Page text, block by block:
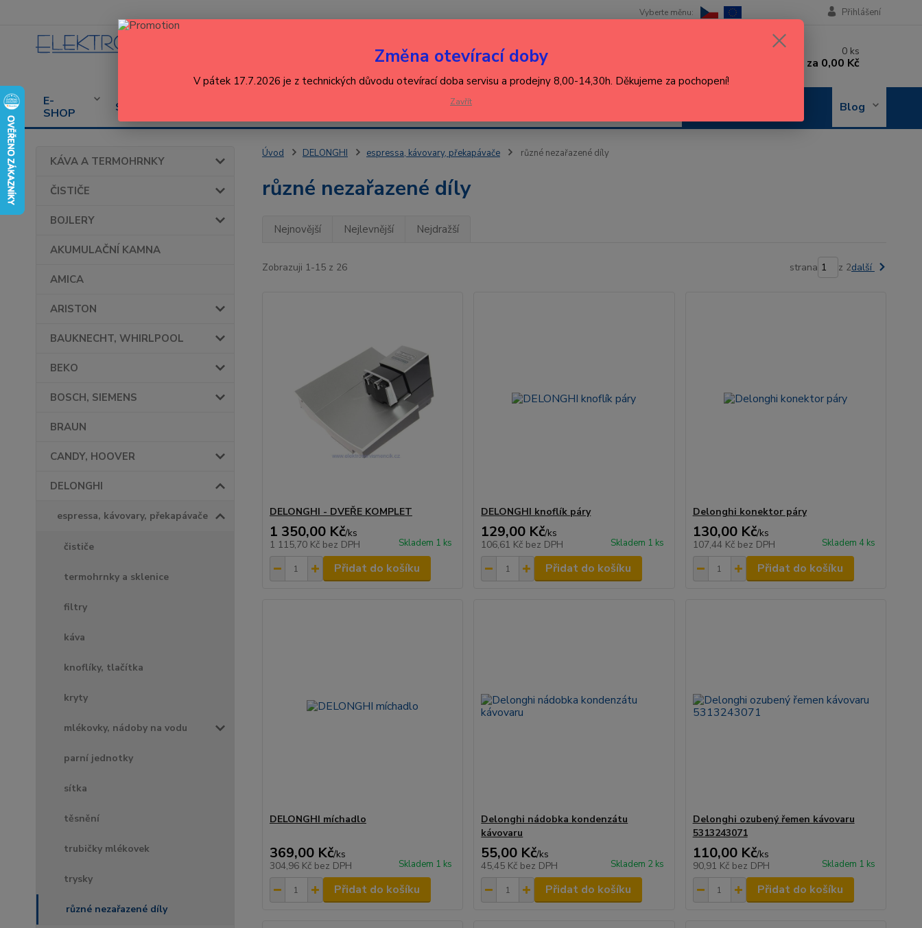
E-
SHOP
SERVIS KONTAKT Blog
Přihlášení
Hledat 0 ks
za 0,00 Kč
KÁVA A TERMOHRNKY
ČISTIČE
BOJLERY
AKUMULAČNÍ KAMNA
AMICA
ARISTON
BAUKNECHT, WHIRLPOOL
BEKO
BOSCH, SIEMENS
BRAUN
CANDY, HOOVER
DELONGHI
espressa, kávovary, překapávače
čističe
termohrnky a sklenice
filtry
káva
knoflíky, tlačítka
kryty
mlékovky, nádoby na vodu
parní jednotky
sítka
těsnění
trubičky mlékovek
trysky
různé nezařazené díly
Úvod DELONGHI espressa, kávovary, překapávače různé nezařazené díly
různé nezařazené díly
Nejnovější Nejlevnější Nejdražší
Zobrazuji 1-15 z 26 strana z 2další
DELONGHI - DVEŘE KOMPLET
1 350,00 Kč/ks
1 115,70 Kč bez DPH Skladem 1 ks
Přidat do košíku
DELONGHI knoflík páry
129,00 Kč/ks
106,61 Kč bez DPH Skladem 1 ks
Přidat do košíku
Delonghi konektor páry
130,00 Kč/ks
107,44 Kč bez DPH Skladem 4 ks
Přidat do košíku
DELONGHI míchadlo
369,00 Kč/ks
304,96 Kč bez DPH Skladem 1 ks
Přidat do košíku
Delonghi nádobka kondenzátu
kávovaru
55,00 Kč/ks
45,45 Kč bez DPH Skladem 2 ks
Přidat do košíku
Delonghi ozubený řemen kávovaru
5313243071
110,00 Kč/ks
90,91 Kč bez DPH Skladem 1 ks
Přidat do košíku
Změna otevírací doby
V pátek 17.7.2026 je z technických důvodu otevírací doba servisu a prodejny 8,00-14,30h. Děkujeme za pochopení!
Zavřít